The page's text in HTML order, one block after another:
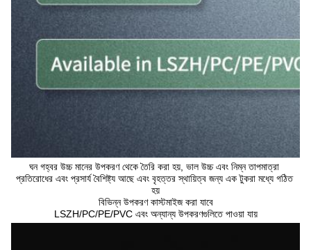
ঘন গহ্বর উচ্চ মানের উপকরণ থেকে তৈরি করা হয়, ভাল উচ্চ এবং নিম্ন তাপমাত্রা
প্রতিরোধের এবং প্রসার্য বৈশিষ্ট্য আছে এবং বৃহত্তর স্থায়িত্ব জন্য এক টুকরা মধ্যে গঠিত
হয়
বিভিন্ন উপকরণ কাস্টমাইজ করা যাবে
LSZH/PC/PE/PVC এবং অন্যান্য উপকরণগুলিতে পাওয়া যায়